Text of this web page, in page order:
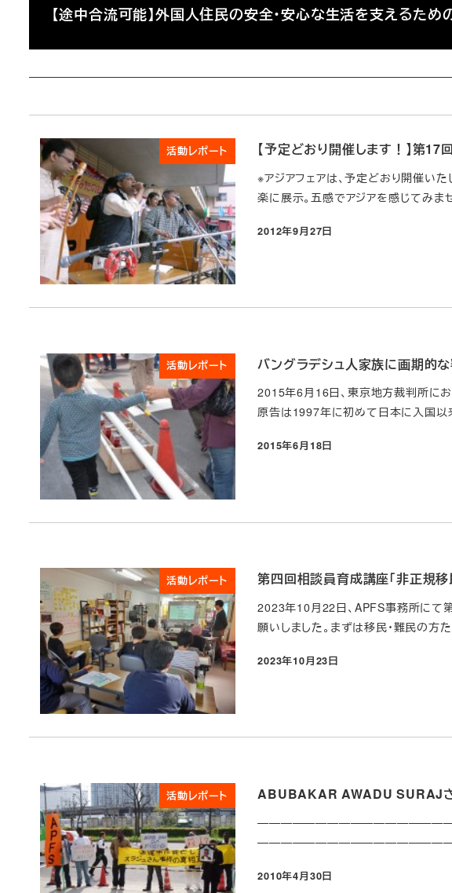
【途中合流可能】外国人住民の安全・安心な生活を支えるた
活動レポート 【予定どおり開催します！】第
※アジアフェアは、予定どおり開催い
楽に展示。五感でアジアを感じてみ
投稿日
2012年9月27日
活動レポート バングラデシュ人家族に画期的
2015年6月16日、東京地方裁判所にお
原告は1997年に初めて日本に入国以
投稿日
2015年6月18日
活動レポート 第四回相談員育成講座「非正規移
2023年10月22日、APFS事務所にて
願いしました。まずは移民・難民の
投稿日
2023年10月23日
活動レポート ABUBAKAR AWADU SURAJさ
—————————————————–日 時
—————————————————– 2010
投稿日
2010年4月30日